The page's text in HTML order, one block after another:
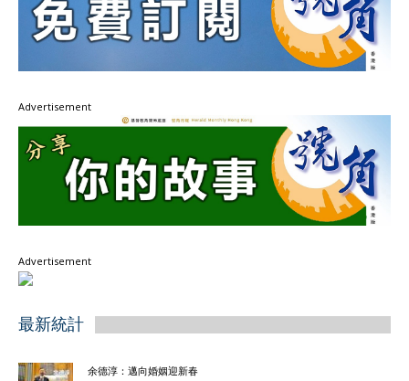
Advertisement
Advertisement
最新統計
余德淳：邁向婚姻迎新春